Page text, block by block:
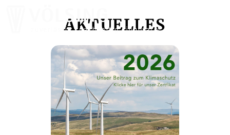
AKTUELLES